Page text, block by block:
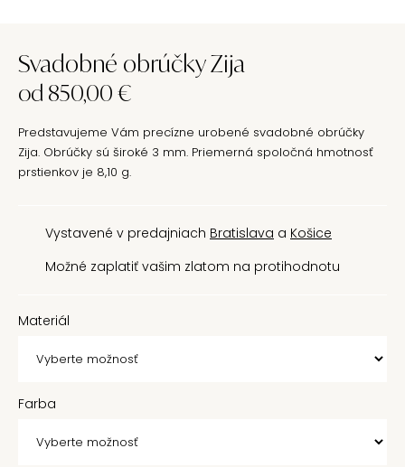
Svadobné obrúčky Zija
od 850,00 €
Predstavujeme Vám precízne urobené svadobné obrúčky
Zija. Obrúčky sú široké 3 mm. Priemerná spoločná hmotnosť
prstienkov je 8,10 g.
Vystavené v predajniach Bratislava a Košice
Možné zaplatiť vašim zlatom na protihodnotu
Materiál
Farba